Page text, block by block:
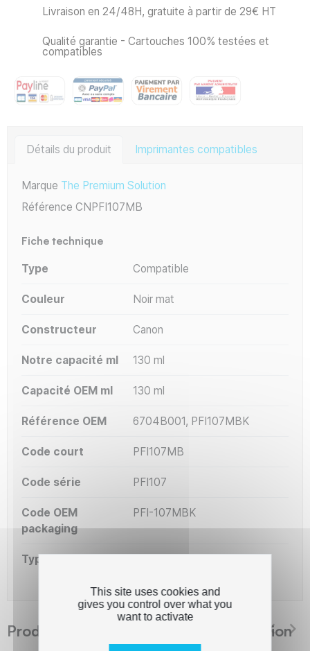
Livraison en 24/48H, gratuite à partir de 29€ HT
Qualité garantie - Cartouches 100% testées et
compatibles
Détails du produit Imprimantes compatibles
Marque The Premium Solution
Référence CNPFI107MB
Fiche technique
Type Compatible
Couleur Noir mat
Constructeur Canon
Notre capacité ml 130 ml
Capacité OEM ml 130 ml
Référence OEM 6704B001, PFI107MBK
Code court PFI107MB
Code série PFI107
Code OEM
packaging
PFI-107MBK
Type de capacité
Produits suggérés The Premium Solution
This site uses cookies and
gives you control over what you
want to activate